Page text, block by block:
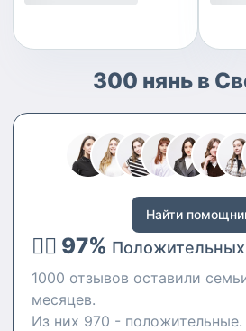
300 нянь в
Найти
👍🏻 97%
1000 отзывов оставили
месяцев.
Из них 970 - положительные.